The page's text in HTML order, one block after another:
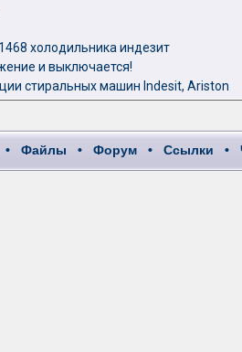
холодильника индезит
и выключается!
стиральных машин Indesit, Ariston
• Файлы • Форум • Ссылки •